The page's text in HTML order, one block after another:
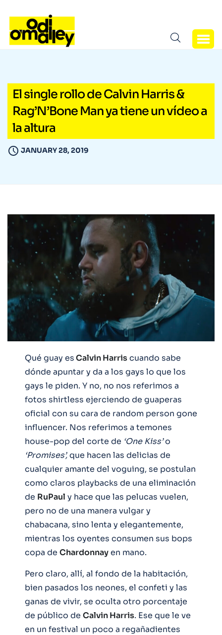
El single rollo de Calvin Harris &
Rag’N’Bone Man ya tiene un vídeo a
la altura
JANUARY 28, 2019
Qué guay esCalvin Harriscuando sabe
dónde apuntar y da a los gays lo que los
gays le piden. Y no, no nos referimos a
fotos shirtless ejerciendo de guaperas
oficial con su cara de random person gone
influencer. Nos referimos a temones
house-pop del corte de ‘One Kiss’o
‘Promises’,que hacen las delicias de
cualquier amante del voguing, se postulan
como claros playbacks de una eliminación
de RuPaul y hace que las pelucas vuelen,
pero no de una manera vulgar y
chabacana, sino lenta y elegantemente,
mientras los oyentes consumen sus bops
copa de Chardonnayen mano.
Pero claro, allí, al fondo de la habitación,
bien pasados los neones, el confeti y las
ganas de vivir, se oculta otro porcentaje
de público de Calvin Harris. Ese que le ve
en un festival un poco a regañadientes